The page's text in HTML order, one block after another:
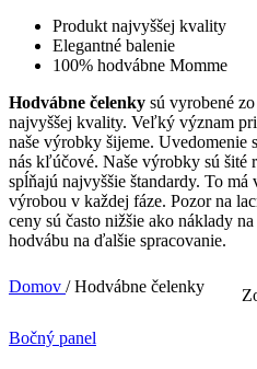
Produkt najvyššej kvality
Elegantné balenie
100% hodvábne Momme
Hodvábne čelenky sú vyrobené
najvyššej kvality. Veľký význam
naše výrobky šijeme. Uvedomenie
nás kľúčové. Naše výrobky sú šité
spĺňajú najvyššie štandardy. To
výrobou v každej fáze. Pozor na
ceny sú často nižšie ako náklady
hodvábu na ďalšie spracovanie.
Domov / Hodvábne čelenky
Bočný panel